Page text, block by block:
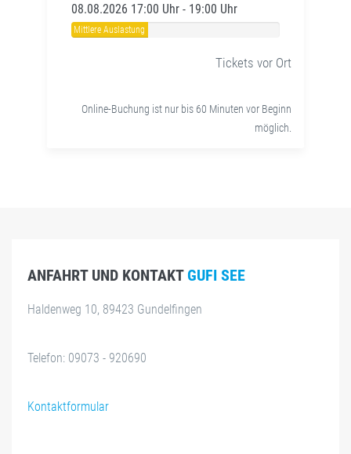
08.08.2026 17:00 Uhr - 19:00 Uhr
Mittlere Auslastung
Tickets vor Ort
Online-Buchung ist nur bis 60 Minuten vor Beginn
möglich.
ANFAHRT UND KONTAKT GUFI SEE
Haldenweg 10, 89423 Gundelfingen
Telefon: 09073 - 920690
Kontaktformular